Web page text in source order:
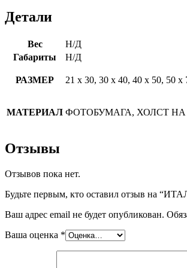
Детали
Вес
Н/Д
Габариты
Н/Д
РАЗМЕР 21 х 30, 30 х 40, 40 х 50, 50 х
МАТЕРИАЛ ФОТОБУМАГА, ХОЛСТ
Отзывы
Отзывов пока нет.
Будьте первым, кто оставил отзыв на
Ваш адрес email не будет опубликован.
Ваша оценка *